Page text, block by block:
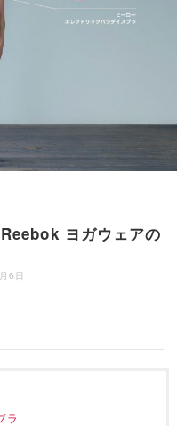
ヨガウェアの
6日
ラ